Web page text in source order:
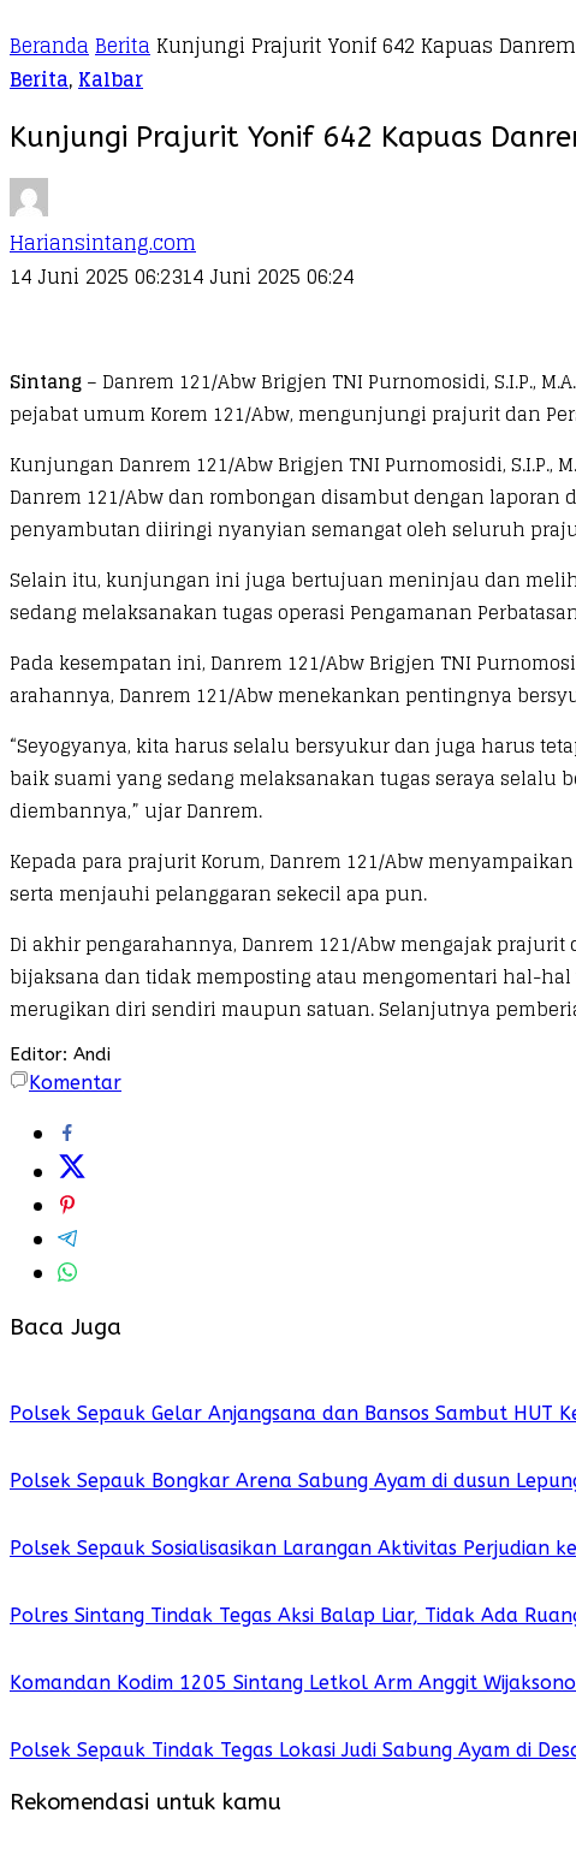
BerandaBeritaKunjungi Prajurit Yonif 642 Kapuas
Berita,Kalbar
Kunjungi Prajurit Yonif 642 Kapuas
Hariansintang.com
14 Juni 2025 06:2314 Juni 2025 06:24
Sintang– Danrem 121/Abw Brigjen TNI Purnomosidi, S.I.P.,
pejabat umum Korem 121/Abw, mengunjungi prajurit dan
Kunjungan Danrem 121/Abw Brigjen TNI Purnomosidi,
Danrem 121/Abw dan rombongan disambut dengan
penyambutan diiringi nyanyian semangat oleh seluruh
Selain itu, kunjungan ini juga bertujuan meninjau dan
sedang melaksanakan tugas operasi Pengamanan
Pada kesempatan ini, Danrem 121/Abw Brigjen TNI
arahannya, Danrem 121/Abw menekankan pentingnya
“Seyogyanya, kita harus selalu bersyukur dan juga harus
baik suami yang sedang melaksanakan tugas seraya selalu
diembannya,” ujar Danrem.
Kepada para prajurit Korum, Danrem 121/Abw
serta menjauhi pelanggaran sekecil apa pun.
Di akhir pengarahannya, Danrem 121/Abw mengajak
bijaksana dan tidak memposting atau mengomentari hal-
merugikan diri sendiri maupun satuan. Selanjutnya
Editor: Andi
Komentar
Baca Juga
Polsek Sepauk Gelar Anjangsana dan Bansos Sambut HUT
Polsek Sepauk Bongkar Arena Sabung Ayam di dusun
Polsek Sepauk Sosialisasikan Larangan Aktivitas Perjudian
Polres Sintang Tindak Tegas Aksi Balap Liar, Tidak Ada
Komandan Kodim 1205 Sintang Letkol Arm Anggit
Polsek Sepauk Tindak Tegas Lokasi Judi Sabung Ayam di
Rekomendasi untuk kamu